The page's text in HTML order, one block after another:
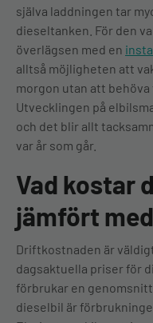
själva laddningen tar
dieseltanken. För den
överlägsen med en
alltså möjligheten att
morgon utan att behöva
Utvecklingen på
och det blir allt
var år som går.
Vad kostar
jämfört
Driftkostnaden är
dagsaktuella priser för
förbrukar en
dieselbil är